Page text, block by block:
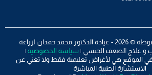
جميع الحقوق محفوظة © 2026 - عيادة الدكتور محمد حمدان لزراعة
و علاج الضعف الجنسي |سياسة الخصوصية |
في الموقع هي لأغراض تعليمية فقط ولا تغني عن
الاستشارة الطبية المباشرة